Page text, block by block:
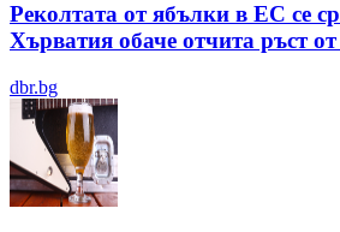
Реколтата от ябълки в ЕС се
Хърватия обаче отчита ръст
dbr.bg